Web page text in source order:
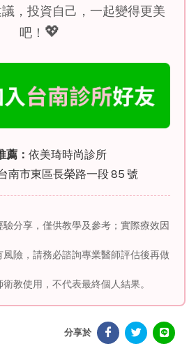
，投資自己，一起變得更美
吧！ 💖
薦： 依美琦時尚診所
南市東區長榮路一段 85 號
驗分享，僅供教學及參考；實際療效因
風險，請務必諮詢專業醫師評估後再做
教使用，不代表最終個人結果。
分享於